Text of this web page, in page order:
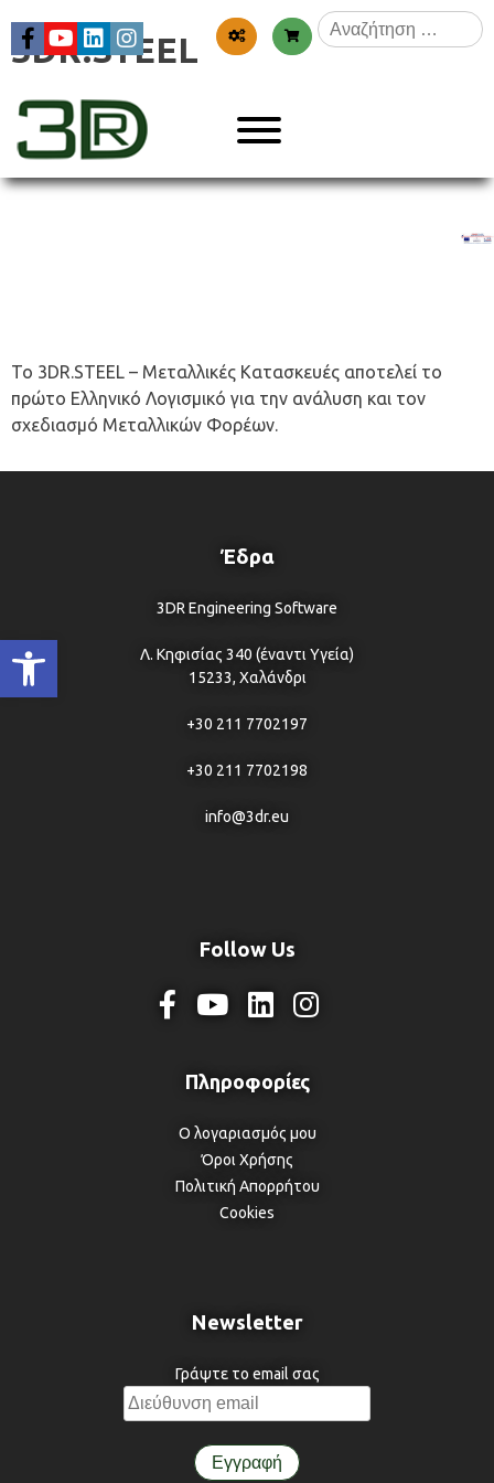
Ανοίξτε τη γραμμή εργαλείων
content
Αναζήτηση
για:
3dr
3DR.STEEL
Το 3DR.STEEL – Μεταλλικές Κατασκευές αποτελεί το
πρώτο Ελληνικό Λογισμικό για την ανάλυση και τον
σχεδιασμό Μεταλλικών Φορέων.
Έδρα
3DR Engineering Software
Λ. Κηφισίας 340 (έναντι Υγεία)
15233, Χαλάνδρι
+30 211 7702197
+30 211 7702198
info@3dr.eu
Follow Us
Ο λογαριασμός μου
Όροι Χρήσης
Πολιτική Απορρήτου
Cookies
Newsletter
Γράψτε το email σας